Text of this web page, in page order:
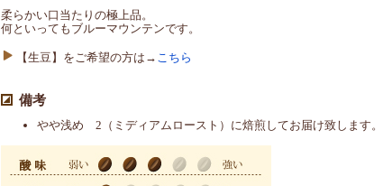
柔らかい口当たりの極上品。
何といってもブルーマウンテンです。
【生豆】をご希望の方は→ こちら
備考
やや浅め 2（ミディアムロースト）に焙煎してお届け致します。